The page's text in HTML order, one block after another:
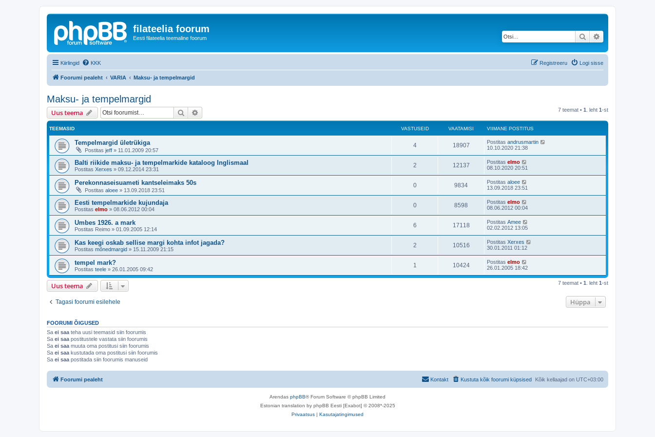
filateelia foorum
Eesti filateelia teemaline foorum Otsi
Kiirlingid KKK Logi sisse
Registreeru
Foorumi pealeht VARIA Maksu- ja tempelmargid
Maksu- ja tempelmargid
Uus teema Otsi 7 teemat • 1 . leht 1-st
TEEMASID VASTUSEID VAATAMISI VIIMANE POSTITUS
Tempelmargid ületrükiga
Postitas jeff » 11.01.2009 20:57
4 18907 Postitas andrusmartin
10.10.2020 21:38
Balti riikide maksu- ja tempelmarkide kataloog Inglismaal
Postitas Xerxes » 09.12.2014 23:31
2 12137 Postitas elmo
08.10.2020 20:51
Perekonnaseisuameti kantseleimaks 50s
Postitas aloee » 13.09.2018 23:51
0 9834 Postitas aloee
13.09.2018 23:51
Eesti tempelmarkide kujundaja
Postitas elmo » 08.06.2012 00:04
0 8598 Postitas elmo
08.06.2012 00:04
Umbes 1926. a mark
Postitas Reimo » 01.09.2005 12:14
6 17118 Postitas Amee
02.02.2012 13:05
Kas keegi oskab sellise margi kohta infot jagada?
Postitas mõnedmargid » 15.11.2009 21:15
2 10516 Postitas Xerxes
30.01.2011 01:12
tempel mark?
Postitas teele » 26.01.2005 09:42
1 10424 Postitas elmo
26.01.2005 18:42
Uus teema 7 teemat • 1 . leht 1-st
Tagasi foorumi esilehele Hüppa
FOORUMI ÕIGUSED
Sa ei saa teha uusi teemasid siin foorumis
Sa ei saa postitustele vastata siin foorumis
Sa ei saa muuta oma postitusi siin foorumis
Sa ei saa kustutada oma postitusi siin foorumis
Sa ei saa postitada siin foorumis manuseid
Foorumi pealeht Kõik kellaajad on UTC+03:00
Kustuta kõik foorumi küpsised
Kontakt
Arendas phpBB® Forum Software © phpBB Limited
Estonian translation by phpBB Eesti [Exabot] © 2008*-2025
Privaatsus | Kasutajatingimused